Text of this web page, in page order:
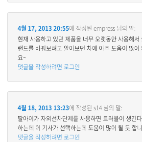
4월 17, 2013 20:55에 작성된 empress 님의 말:
현재 사용하고 있던 제품을 너무 오랫동안 사용해서
랜드를 바꿔보려고 알아보던 차에 아주 도움이 많이
요~
댓글을 작성하려면 로그인
4월 18, 2013 13:23에 작성된 s14 님의 말:
딸아이가 자외선차단제를 사용하면 트러블이 생긴
하는데 이 기사가 선택하는데 도움이 많이 될 듯 합
댓글을 작성하려면 로그인